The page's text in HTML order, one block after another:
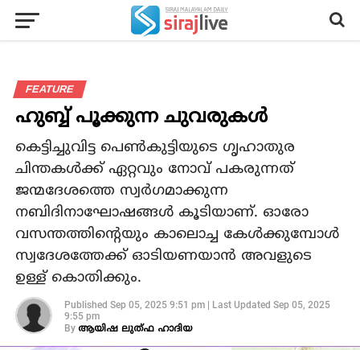
FEATURE
ഹുബ്ബ്‌ പൂക്കുന്ന ചുവരുകൾ
കെട്ടിച്ചുവിട്ട പെൺകുട്ടിയുടെ ഗൃഹാതുര
ചിന്തകൾക്ക് ഏറ്റവും നോവ് പകരുന്നത്
ജന്മദേശത്തെ സ്വർഗമാക്കുന്ന
നബിദിനാഘോഷങ്ങൾ കൂടിയാണ്. ഓരോ
വസന്തത്തിന്റെയും കാലൊച്ച കേൾക്കുമ്പോൾ
സ്വദേശത്തേക്ക് ഓടിയണയാൻ അവളുടെ
ഉള്ള് കൊതിക്കും.
Published Sep 05, 2025 9:51 pm| Last Updated Sep 05, 2025
9:55 pm
By ആയിഷ ലുത്ഫ ഹാദിയ